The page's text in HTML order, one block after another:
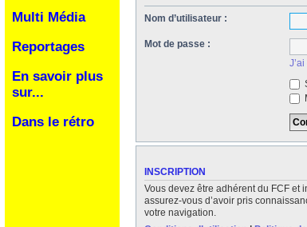
Multi Média
Reportages
En savoir plus
sur...
Dans le rétro
Nom d’utilisateur :
Mot de passe :
INSCRIPTION
Vous devez être adhérent du FCF et
assurez-vous d’avoir pris
votre navigation.